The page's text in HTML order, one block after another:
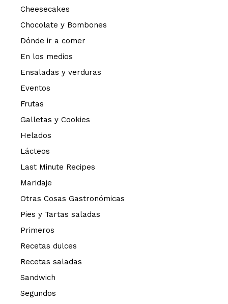
Cheesecakes
Chocolate y Bombones
Dónde ir a comer
En los medios
Ensaladas y verduras
Eventos
Frutas
Galletas y Cookies
Helados
Lácteos
Last Minute Recipes
Maridaje
Otras Cosas Gastronómicas
Pies y Tartas saladas
Primeros
Recetas dulces
Recetas saladas
Sandwich
Segundos